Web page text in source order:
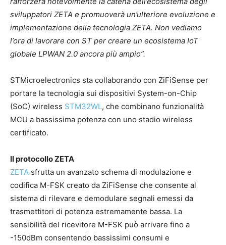
sviluppatori ZETA e promuoverà un’ulteriore evoluzione e
implementazione della tecnologia ZETA. Non vediamo
l’ora di lavorare con ST per creare un ecosistema IoT
globale LPWAN 2.0 ancora più ampio”.
STMicroelectronics sta collaborando con ZiFiSense per
portare la tecnologia sui dispositivi System-on-Chip
(SoC) wireless STM32WL, che combinano funzionalità
MCU a bassissima potenza con uno stadio wireless
certificato.
Il protocollo ZETA
ZETA sfrutta un avanzato schema di modulazione e
codifica M-FSK creato da ZiFiSense che consente al
sistema di rilevare e demodulare segnali emessi da
trasmettitori di potenza estremamente bassa. La
sensibilità del ricevitore M-FSK può arrivare fino a
-150dBm consentendo bassissimi consumi e